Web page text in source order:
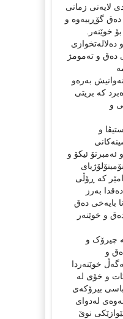
لایەنی زمانی
دەق گۆڕییەوە و
خوێنەر.
دەلالەتخوازی
دەق و تەمومژ
بەرەو
کە بریتی
و
و
ئەمبرتۆ ئیکۆ و
کە ڕۆڵی
بەرز
بایەخی دەق
و خوێنەر
چیرۆک و
و
خوێنەردا
و خۆی لە
بیرۆکەی
لەدوای
نوێ